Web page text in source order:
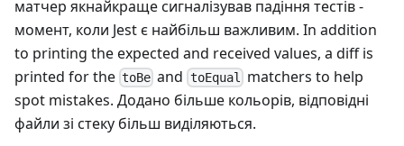
матчер якнайкраще сигналізував падіння тестів -
момент, коли Jest є найбільш важливим. In addition
to printing the expected and received values, a diff is
printed for the toBe and toEqual matchers to help
spot mistakes. Додано більше кольорів, відповідні
файли зі стеку більш виділяються.